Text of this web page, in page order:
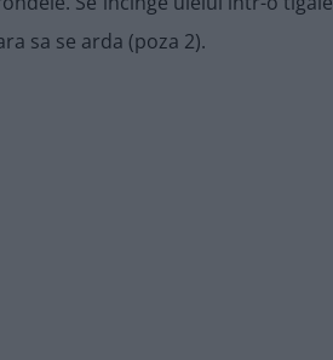
sa se arda (poza 2).